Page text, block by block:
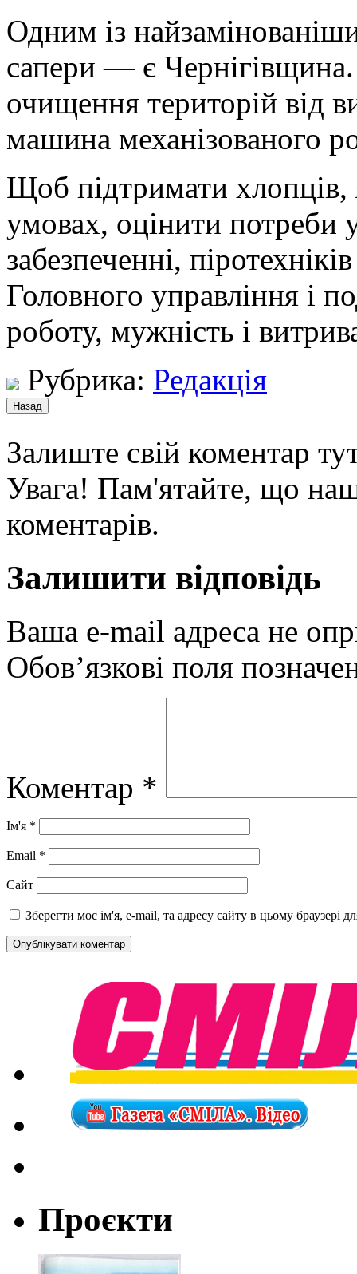
Одним із
сапери — є
очищення територій від
машина механізованого
Щоб підтримати
умовах, оцінити потреби
забезпеченні,
Головного управління і
роботу, мужність і
Рубрика: Редакція
Залиште свій коментар
Увага! Пам'ятайте, що
коментарів.
Залишити відповідь
Ваша e-mail адреса не
Обов’язкові поля
Коментар *
Ім'я *
Email *
Сайт
Зберегти моє ім'я, e-mail, та адресу сайту в цьому браузері
Проєкти